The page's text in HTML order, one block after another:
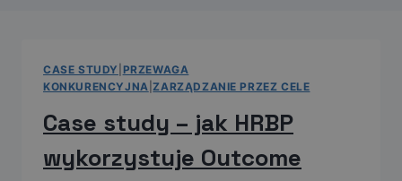
CASE STUDY PRZEWAGA
KONKURENCYJNA |ZARZĄDZANIE PRZEZ CELE
Case study – jak HRBP
wykorzystuje Outcome